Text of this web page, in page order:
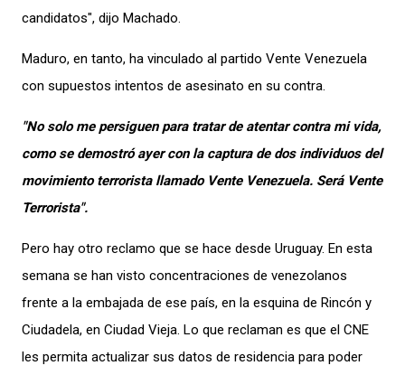
candidatos", dijo Machado.
Maduro, en tanto, ha vinculado al partido Vente Venezuela
con supuestos intentos de asesinato en su contra.
"No solo me persiguen para tratar de atentar contra mi vida,
como se demostró ayer con la captura de dos individuos del
movimiento terrorista llamado Vente Venezuela. Será Vente
Terrorista".
Pero hay otro reclamo que se hace desde Uruguay. En esta
semana se han visto concentraciones de venezolanos
frente a la embajada de ese país, en la esquina de Rincón y
Ciudadela, en Ciudad Vieja. Lo que reclaman es que el CNE
les permita actualizar sus datos de residencia para poder